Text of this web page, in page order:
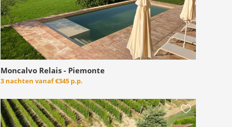
Moncalvo Relais - Piemonte
3 nachten vanaf€345 p.p.